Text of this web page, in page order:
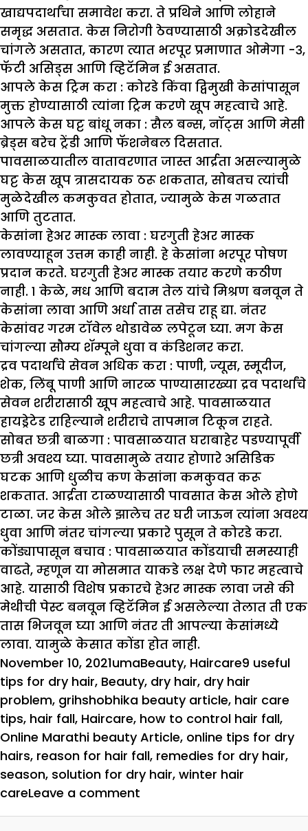
खाद्यपदार्थांचा समावेश करा. ते प्रथिने आणि लोहाने
समृद्ध असतात. केस निरोगी ठेवण्यासाठी अक्रोडदेखील
चांगले असतात, कारण त्यात भरपूर प्रमाणात ओमेगा -३,
फॅटी असिड्स आणि व्हिटॅमिन ई असतात.
आपले केस ट्रिम करा : कोरडे किंवा द्विमुखी केसांपासून
मुक्त होण्यासाठी त्यांना ट्रिम करणे खूप महत्वाचे आहे.
आपले केस घट्ट बांधू नका : सैल बन्स, नॉट्स आणि मेसी
ब्रेड्स बरेच ट्रेंडी आणि फॅशनेबल दिसतात.
पावसाळयातील वातावरणात जास्त आर्द्रता असल्यामुळे
घट्ट केस खूप त्रासदायक ठरू शकतात, सोबतच त्यांची
मुळेदेखील कमकुवत होतात, ज्यामुळे केस गळतात
आणि तुटतात.
केसांना हेअर मास्क लावा : घरगुती हेअर मास्क
लावण्याहून उत्तम काही नाही. हे केसांना भरपूर पोषण
प्रदान करते. घरगुती हेअर मास्क तयार करणे कठीण
नाही. १ केळे, मध आणि बदाम तेल यांचे मिश्रण बनवून ते
केसांना लावा आणि अर्धा तास तसेच राहू द्या. नंतर
केसांवर गरम टॉवेल थोडावेळ लपेटून घ्या. मग केस
चांगल्या सौम्य शॅम्पूने धुवा व कंडिशनर करा.
द्रव पदार्थांचे सेवन अधिक करा : पाणी, ज्यूस, स्मूदीज,
शेक, लिंबू पाणी आणि नारळ पाण्यासारख्या द्रव पदार्थांचे
सेवन शरीरासाठी खूप महत्वाचे आहे. पावसाळयात
हायड्रेटेड राहिल्याने शरीराचे तापमान टिकून राहते.
सोबत छत्री बाळगा : पावसाळयात घराबाहेर पडण्यापूर्वी
छत्री अवश्य घ्या. पावसामुळे तयार होणारे असिडिक
घटक आणि धुळीच कण केसांना कमकुवत करू
शकतात. आर्द्रता टाळण्यासाठी पावसात केस ओले होणे
टाळा. जर केस ओले झालेच तर घरी जाऊन त्यांना अवश्य
धुवा आणि नंतर चांगल्या प्रकारे पुसून ते कोरडे करा.
कोंड्यापासून बचाव : पावसाळयात कोंडयाची समस्याही
वाढते, म्हणून या मोसमात याकडे लक्ष देणे फार महत्वाचे
आहे. यासाठी विशेष प्रकारचे हेअर मास्क लावा जसे की
मेथीची पेस्ट बनवून व्हिटॅमिन ई असलेल्या तेलात ती एक
तास भिजवून घ्या आणि नंतर ती आपल्या केसांमध्ये
लावा. यामुळे केसात कोंडा होत नाही.
Posted
on
November 10, 2021Author
umaCategories
Beauty, HaircareTags
9 useful
tips for dry hair, Beauty, dry hair, dry hair
problem, grihshobhika beauty article, hair care
tips, hair fall, Haircare, how to control hair fall,
Online Marathi beauty Article, online tips for dry
hairs, reason for hair fall, remedies for dry hair,
season, solution for dry hair, winter hair
careLeave a comment